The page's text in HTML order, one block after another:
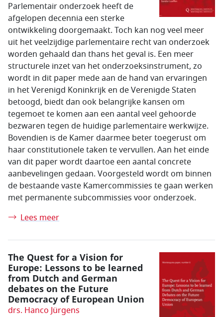
Parlementair onderzoek heeft de
afgelopen decennia een sterke
ontwikkeling doorgemaakt. Toch kan nog veel meer
uit het veelzijdige parlementaire recht van onderzoek
worden gehaald dan thans het geval is. Een meer
structurele inzet van het onderzoeksinstrument, zo
wordt in dit paper mede aan de hand van ervaringen
in het Verenigd Koninkrijk en de Verenigde Staten
betoogd, biedt dan ook belangrijke kansen om
tegemoet te komen aan een aantal veel gehoorde
bezwaren tegen de huidige parlementaire werkwijze.
Bovendien is de Kamer daarmee beter toegerust om
haar constitutionele taken te vervullen. Aan het einde
van dit paper wordt daartoe een aantal concrete
aanbevelingen gedaan. Voorgesteld wordt om binnen
de bestaande vaste Kamercommissies te gaan werken
met permanente subcommissies voor onderzoek.
Lees meer
The Quest for a Vision for
Europe: Lessons to be learned
from Dutch and German
debates on the Future
Democracy of European Union
drs. Hanco Jürgens